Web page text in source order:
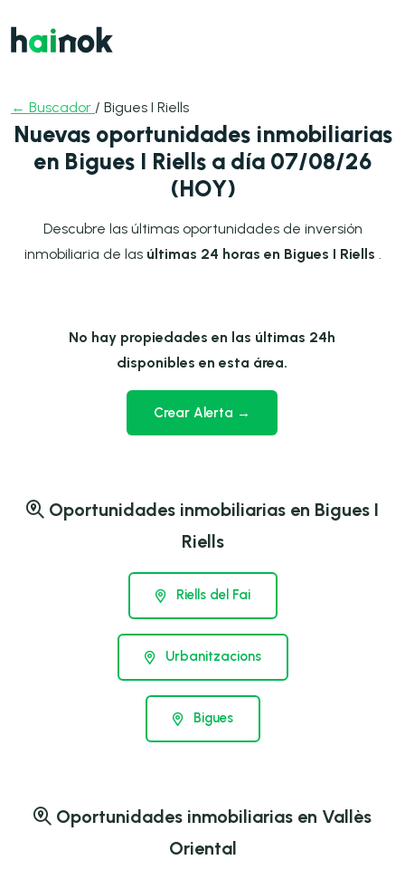
← Buscador / Bigues I Riells
Nuevas oportunidades inmobiliarias
en Bigues I Riells a día 07/08/26
(HOY)
Descubre las últimas oportunidades de inversión
inmobiliaria de las últimas 24 horas en Bigues I Riells
No hay propiedades en las últimas 24h
disponibles en esta área.
Crear Alerta →
Oportunidades inmobiliarias en Bigues I
Riells
Riells del Fai
Urbanitzacions
Bigues
Oportunidades inmobiliarias en Vallès
Oriental